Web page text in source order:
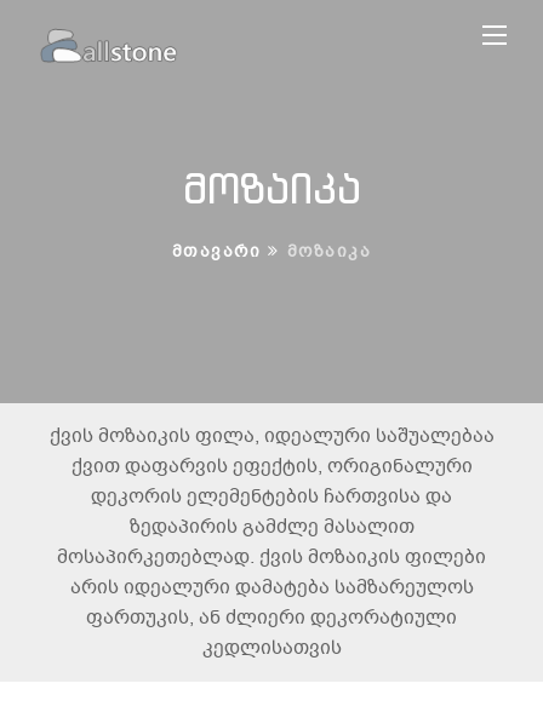
მოზაიკა
ᲛᲗᲐᲕᲐᲠᲘ ᲛᲝᲖᲐᲘᲙᲐ
ქვის მოზაიკის ფილა, იდეალური საშუალებაა
ქვით დაფარვის ეფექტის, ორიგინალური
დეკორის ელემენტების ჩართვისა და
ზედაპირის გამძლე მასალით
მოსაპირკეთებლად. ქვის მოზაიკის ფილები
არის იდეალური დამატება სამზარეულოს
ფართუკის, ან ძლიერი დეკორატიული
კედლისათვის